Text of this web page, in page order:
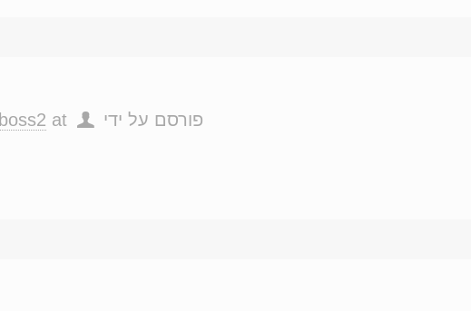
פורסם על ידי boss2 at